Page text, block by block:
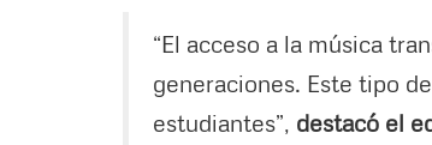
“El acceso a la música
generaciones. Este tipo
estudiantes”, destacó el